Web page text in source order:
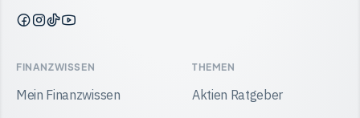
Finanzwissen
Facebook
Finanzwissen
Instagram
Finanzwissen
TikTok
Finanzwissen
YouTube
FINANZWISSEN
Mein Finanzwissen
THEMEN
Aktien Ratgeber